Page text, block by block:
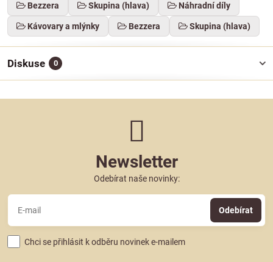
Bezzera Skupina (hlava) Náhradní díly
Kávovary a mlýnky Bezzera Skupina (hlava)
Diskuse 0
Newsletter
Odebírat naše novinky:
Odebírat
Chci se přihlásit k odběru novinek e-mailem